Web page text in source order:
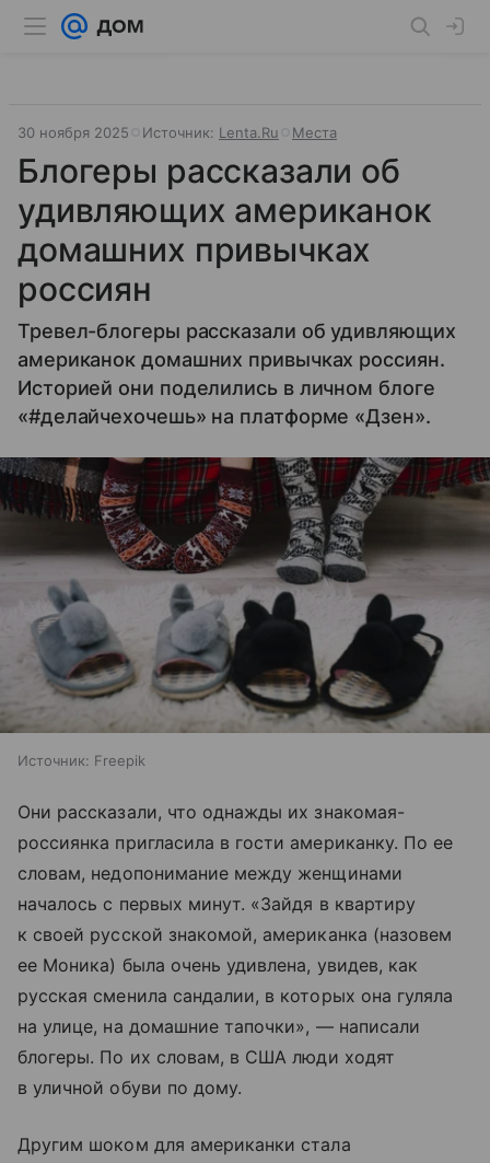
30 ноября 2025 Источник: Lenta.Ru Места
Блогеры рассказали об
удивляющих американок
домашних привычках
россиян
Тревел-блогеры рассказали об удивляющих
американок домашних привычках россиян.
Историей они поделились в личном блоге
«#делайчехочешь» на платформе «Дзен».
Источник: Freepik
Они рассказали, что однажды их знакомая-
россиянка пригласила в гости американку. По ее
словам, недопонимание между женщинами
началось с первых минут. «Зайдя в квартиру
к своей русской знакомой, американка (назовем
ее Моника) была очень удивлена, увидев, как
русская сменила сандалии, в которых она гуляла
на улице, на домашние тапочки», — написали
блогеры. По их словам, в США люди ходят
в уличной обуви по дому.
Другим шоком для американки стала